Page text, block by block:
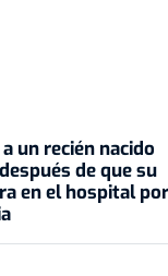
un recién nacido
de que su
en el hospital por